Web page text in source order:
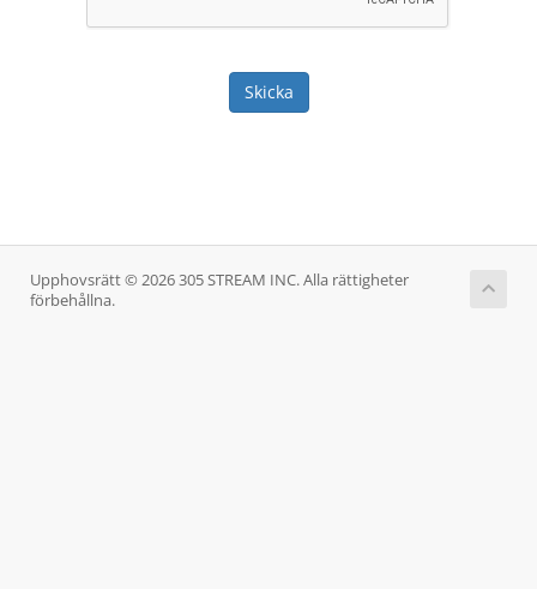
Skicka
Upphovsrätt © 2026 305 STREAM INC. Alla rättigheter
förbehållna.